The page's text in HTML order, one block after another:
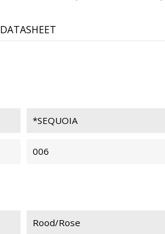
DATASHEET
*SEQUOIA
006
Rood/Rose